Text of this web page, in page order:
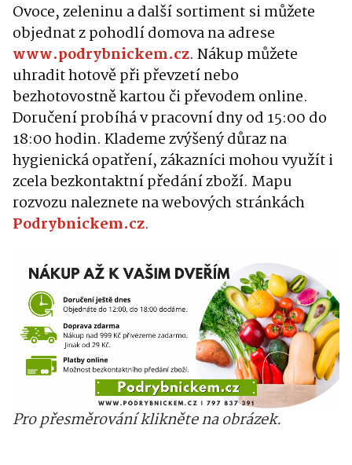
Ovoce, zeleninu a další sortiment si můžete
objednatz pohodlí domovana adrese
www.podrybnickem.cz. Nákup můžete
uhradit hotově při převzetí nebo
bezhotovostně kartou či převodem online.
Doručení probíhá vpracovní dny od 15:00 do
18:00 hodin. Klademe zvýšenýdůraz na
hygienická opatření, zákazníci mohou využít i
zcelabezkontaktní předání zboží. Mapu
rozvozu naleznete na webových stránkách
Podrybnickem.cz.
Pro přesměrování klikněte na obrázek.